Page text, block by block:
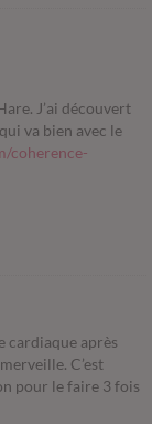
J’ai découvert
va bien avec le
coherence-
cardiaque après
C’est
pour le faire 3 fois